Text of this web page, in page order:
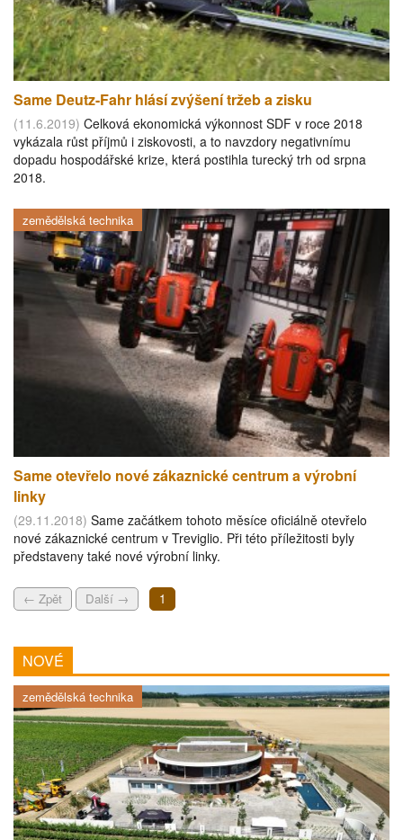
Same Deutz-Fahr hlásí zvýšení tržeb a zisku
(11.6.2019) Celková ekonomická výkonnost SDF v roce 2018
vykázala růst příjmů i ziskovosti, a to navzdory negativnímu
dopadu hospodářské krize, která postihla turecký trh od srpna
2018.
zemědělská technika
Same otevřelo nové zákaznické centrum a výrobní
linky
(29.11.2018) Same začátkem tohoto měsíce oficiálně otevřelo
nové zákaznické centrum v Treviglio. Při této příležitosti byly
představeny také nové výrobní linky.
← Zpět Další → 1
NOVÉ
zemědělská technika